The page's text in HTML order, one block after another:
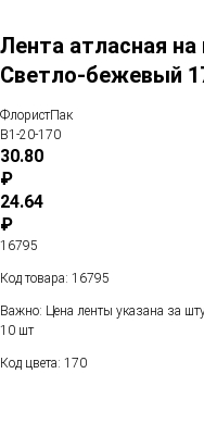
Лента атласная
Светло-бежевый
ФлористПак
B1-20-170
30.80
₽
24.64
₽
16795
Код товара: 16795
Важно: Цена ленты указана за
10 шт
Код цвета: 170